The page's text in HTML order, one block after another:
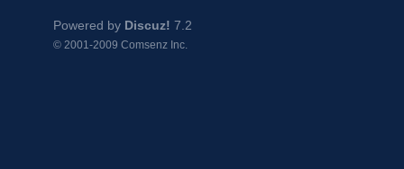
Powered by Discuz! 7.2
© 2001-2009 Comsenz Inc.